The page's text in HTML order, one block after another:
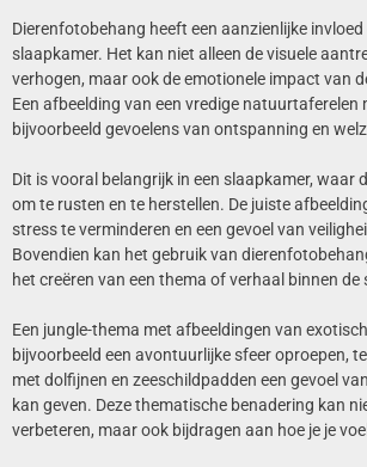
Dierenfotobehang heeft een aanzienlijke invloed
slaapkamer. Het kan niet alleen de visuele
verhogen, maar ook de emotionele impact van
Een afbeelding van een vredige natuurtaferelen
bijvoorbeeld gevoelens van ontspanning en
Dit is vooral belangrijk in een slaapkamer, waar
om te rusten en te herstellen. De juiste
stress te verminderen en een gevoel van
Bovendien kan het gebruik van
het creëren van een thema of verhaal binnen de
Een jungle-thema met afbeeldingen van
bijvoorbeeld een avontuurlijke sfeer oproepen,
met dolfijnen en zeeschildpadden een gevoel
kan geven. Deze thematische benadering kan
verbeteren, maar ook bijdragen aan hoe je je